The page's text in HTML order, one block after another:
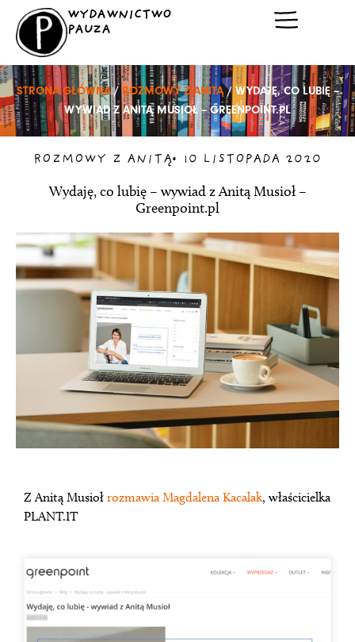
Przejdź
treści
WYDAWNICTWO
PAUZA
STRONA GŁÓWNA/ ROZMOWY Z ANITĄ/ WYDAJĘ, CO LUBIĘ –
WYWIAD Z ANITĄ MUSIOŁ – GREENPOINT.PL
ROZMOWY Z ANITĄ• 10 LISTOPADA 2020
Wydaję, co lubię – wywiad z Anitą Musioł –
Greenpoint.pl
Z Anitą Musioł rozmawia Magdalena Kacalak, właścicielka
PLANT.IT